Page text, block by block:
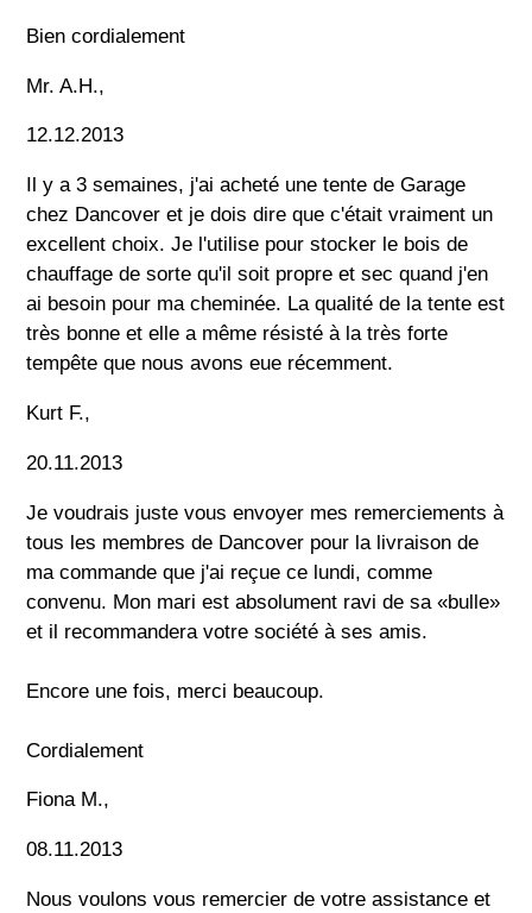
Bien cordialement
Mr. A.H.,
12.12.2013
Il y a 3 semaines, j'ai acheté une tente de Garage
chez Dancover et je dois dire que c'était vraiment un
excellent choix. Je l'utilise pour stocker le bois de
chauffage de sorte qu'il soit propre et sec quand j'en
ai besoin pour ma cheminée. La qualité de la tente est
très bonne et elle a même résisté à la très forte
tempête que nous avons eue récemment.
Kurt F.,
20.11.2013
Je voudrais juste vous envoyer mes remerciements à
tous les membres de Dancover pour la livraison de
ma commande que j'ai reçue ce lundi, comme
convenu. Mon mari est absolument ravi de sa «bulle»
et il recommandera votre société à ses amis.
Encore une fois, merci beaucoup.
Cordialement
Fiona M.,
08.11.2013
Nous voulons vous remercier de votre assistance et